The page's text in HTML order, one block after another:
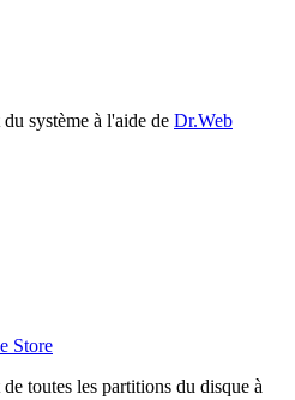
système à l'aide de Dr.Web
Store
toutes les partitions du disque à